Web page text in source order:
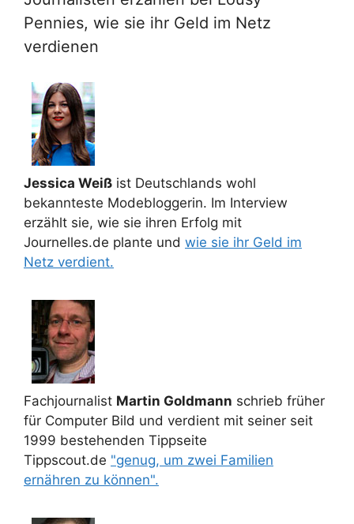
Pennies, wie sie ihr Geld im Netz
verdienen
Jessica Weiß ist Deutschlands wohl
bekannteste Modebloggerin. Im Interview
erzählt sie, wie sie ihren Erfolg mit
Journelles.de plante und wie sie ihr Geld im
Netz verdient.
Fachjournalist Martin Goldmann schrieb früher
für Computer Bild und verdient mit seiner seit
1999 bestehenden Tippseite
Tippscout.de "genug, um zwei Familien
ernähren zu können".